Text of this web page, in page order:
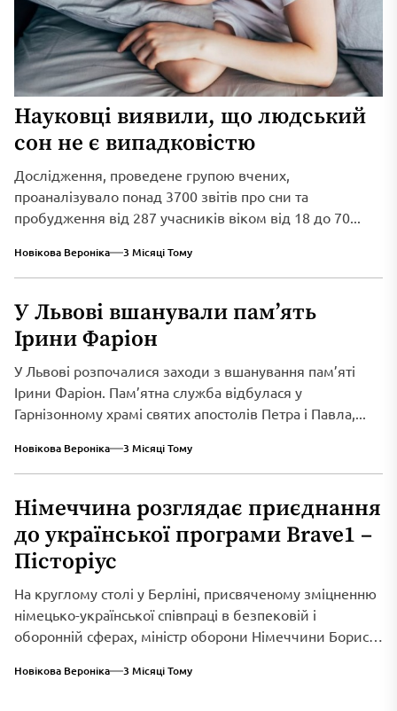
Науковці виявили, що людський
сон не є випадковістю
Дослідження, проведене групою вчених,
проаналізувало понад 3700 звітів про сни та
пробудження від 287 учасників віком від 18 до 70...
Новікова Вероніка 3 Місяці Тому
У Львові вшанували пам’ять
Ірини Фаріон
У Львові розпочалися заходи з вшанування пам’яті
Ірини Фаріон. Пам’ятна служба відбулася у
Гарнізонному храмі святих апостолів Петра і Павла,...
Новікова Вероніка 3 Місяці Тому
Німеччина розглядає приєднання
до української програми Brave1 –
Пісторіус
На круглому столі у Берліні, присвяченому зміцненню
німецько-української співпраці в безпековій і
оборонній сферах, міністр оборони Німеччини Борис
Новікова Вероніка 3 Місяці Тому